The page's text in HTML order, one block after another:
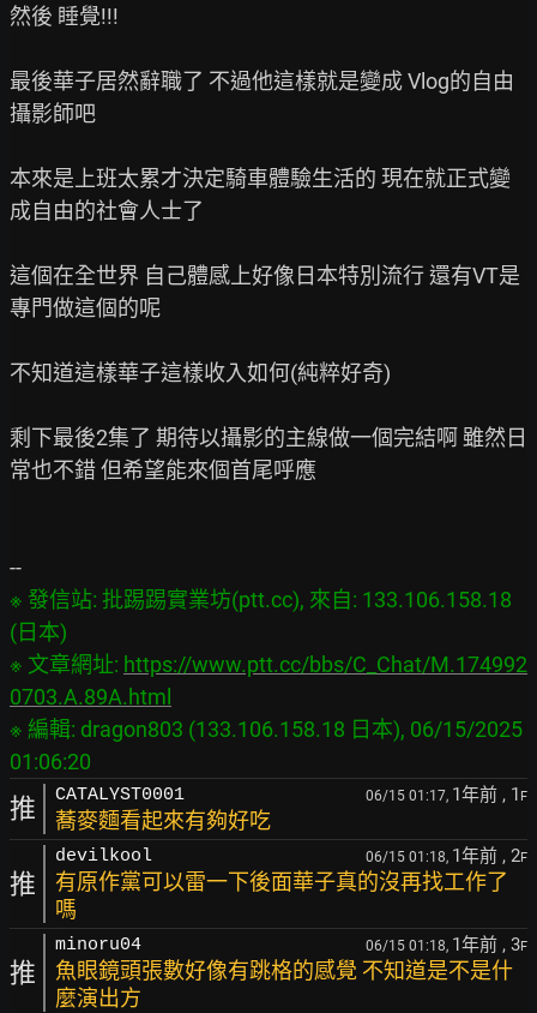
然後 睡覺!!!
最後華子居然辭職了 不過他這樣就是變成 Vlog的自由
攝影師吧
本來是上班太累才決定騎車體驗生活的 現在就正式變
成自由的社會人士了
這個在全世界 自己體感上好像日本特別流行 還有VT是
專門做這個的呢
不知道這樣華子這樣收入如何(純粹好奇)
剩下最後2集了 期待以攝影的主線做一個完結啊 雖然日
常也不錯 但希望能來個首尾呼應
※ 發信站: 批踢踢實業坊(ptt.cc), 來自: 133.106.158.18
(日本)
※ 文章網址: https://www.ptt.cc/bbs/C_Chat/M.174992
0703.A.89A.html
※ 編輯: dragon803 (133.106.158.18 日本), 06/15/2025
推 CATALYST0001 06/15 01:17, 1年前 , 1 F
蕎麥麵看起來有夠好吃
推
devilkool 06/15 01:18, 1年前 , 2F
有原作黨可以雷一下後面華子真的沒再找工作了
嗎
推
minoru04 06/15 01:18, 1年前 , 3F
魚眼鏡頭張數好像有跳格的感覺 不知道是不是什
麼演出方